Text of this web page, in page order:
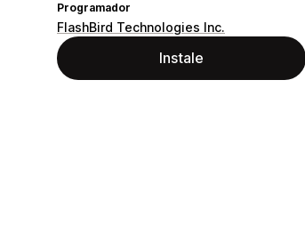
Programador
FlashBird Technologies Inc.
Instale